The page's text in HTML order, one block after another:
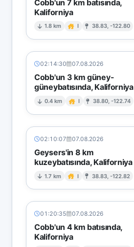
Cobb'un 7 km batısında,
Kaliforniya
1.8 km I 38.83, -122.80
02:14:30 07.08.2026
Cobb'un 3 km güney-
güneybatısında, Kaliforniya
0.4 km I 38.80, -122.74
02:10:07 07.08.2026
Geysers'in 8 km
kuzeybatısında, Kaliforniya
1.7 km I 38.83, -122.82
01:20:35 07.08.2026
Cobb'un 4 km batısında,
Kaliforniya